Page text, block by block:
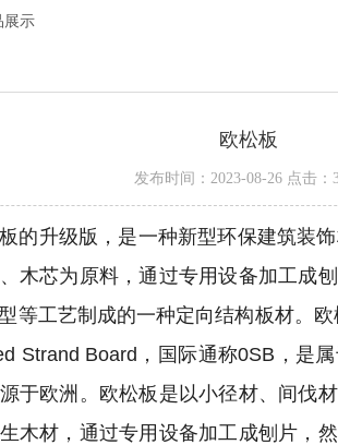
展示
欧松板
发布时间：2023-08-26 点击：
的升级版，是一种新型环保建筑装
木芯为原料，通过专用设备加工成
等工艺制成的一种定向结构板材。
Strand Board，国际通称0SB，是
于欧洲。
欧松板是以小径材、间伐
木材，通过专用设备加工成刨片，